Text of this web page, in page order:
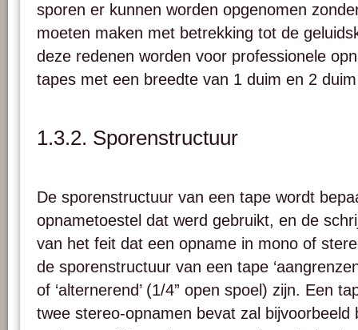
sporen er kunnen worden opgenomen
moeten maken met betrekking tot de
deze redenen worden voor professionele
tapes met een breedte van 1 duim en 2
1.3.2. Sporenstructuur
De sporenstructuur van een tape wordt
opnametoestel dat werd gebruikt, en de
van het feit dat een opname in mono of
de sporenstructuur van een tape
of ‘alternerend’ (1/4” open spoel) zijn. Een
twee stereo-opnamen bevat zal bijvoorbeeld